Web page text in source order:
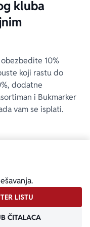
kluba
10%
koji rastu do
dodatne
i Bukmarker
vam se isplati.
LISTU
ČITALACA